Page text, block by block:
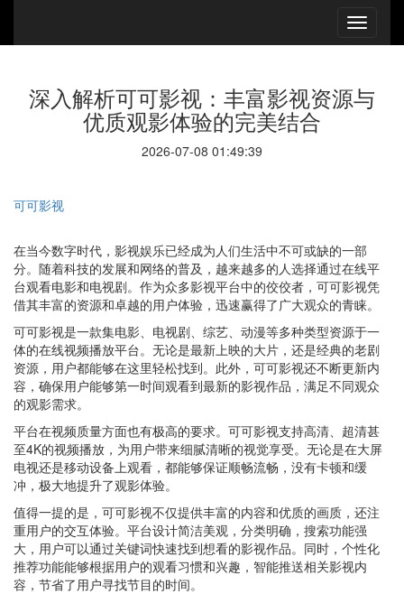
深入解析可可影视：丰富影视资源与
优质观影体验的完美结合
2026-07-08 01:49:39
可可影视
在当今数字时代，影视娱乐已经成为人们生活中不可或缺的一部
分。随着科技的发展和网络的普及，越来越多的人选择通过在线平
台观看电影和电视剧。作为众多影视平台中的佼佼者，可可影视凭
借其丰富的资源和卓越的用户体验，迅速赢得了广大观众的青睐。
可可影视是一款集电影、电视剧、综艺、动漫等多种类型资源于一
体的在线视频播放平台。无论是最新上映的大片，还是经典的老剧
资源，用户都能够在这里轻松找到。此外，可可影视还不断更新内
容，确保用户能够第一时间观看到最新的影视作品，满足不同观众
的观影需求。
平台在视频质量方面也有极高的要求。可可影视支持高清、超清甚
至4K的视频播放，为用户带来细腻清晰的视觉享受。无论是在大屏
电视还是移动设备上观看，都能够保证顺畅流畅，没有卡顿和缓
冲，极大地提升了观影体验。
值得一提的是，可可影视不仅提供丰富的内容和优质的画质，还注
重用户的交互体验。平台设计简洁美观，分类明确，搜索功能强
大，用户可以通过关键词快速找到想看的影视作品。同时，个性化
推荐功能能够根据用户的观看习惯和兴趣，智能推送相关影视内
容，节省了用户寻找节目的时间。